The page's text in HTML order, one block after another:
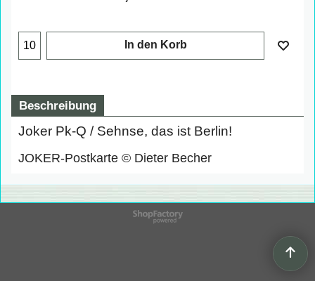
In den Korb
Beschreibung
Joker Pk-Q / Sehnse, das ist Berlin!
JOKER-Postkarte © Dieter Becher
WebShop erstellt mit
ShopFactory Shop